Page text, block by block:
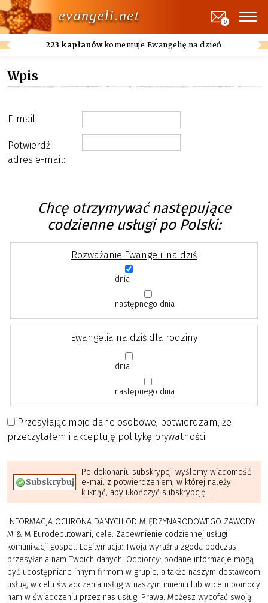
evangeli.net
223 kapłanówkomentuje Ewangelię na dzień
0
Wpis
E-mail:
Potwierdź
adres e-mail:
Chcę otrzymywać następujące
codzienne usługi po Polski:
Rozważanie Ewangelii na dziś
dnia
następnego dnia
Ewangelia na dziś dla rodziny
dnia
następnego dnia
Przesyłając moje dane osobowe, potwierdzam, że
przeczytałem i akceptuję politykę prywatności
Po dokonaniu subskrypcji wyślemy wiadomość
e-mail z potwierdzeniem, w której należy
kliknąć, aby ukończyć subskrypcję.
INFORMACJA OCHRONA DANYCH OD MIĘDZYNARODOWEGO ZAWODY
M & M Eurodeputowani, cele: Zapewnienie codziennej usługi
komunikacji gospel. Legitymacja: Twoja wyraźna zgoda podczas
przesyłania nam Twoich danych. Odbiorcy: podane informacje mogą
być udostępniane innym firmom w grupie, a także naszym dostawcom
usług, w celu świadczenia usług w naszym imieniu lub w celu pomocy
nam w świadczeniu przez nas usług. Prawa: Możesz wycofać swoją